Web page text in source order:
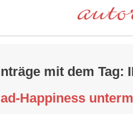
mit dem Tag:
Happiness